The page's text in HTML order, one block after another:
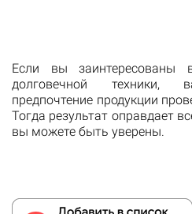
Если вы заинтересованы
долговечной техники,
предпочтение продукции
Тогда результат оправдает
вы можете быть уверены.